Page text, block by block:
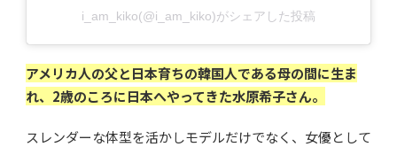
i_am_kiko(@i_am_kiko)がシェアした投稿
アメリカ人の父と日本育ちの韓国人である母の間に生ま
れ、2歳のころに日本へやってきた水原希子さん。
スレンダーな体型を活かしモデルだけでなく、女優として